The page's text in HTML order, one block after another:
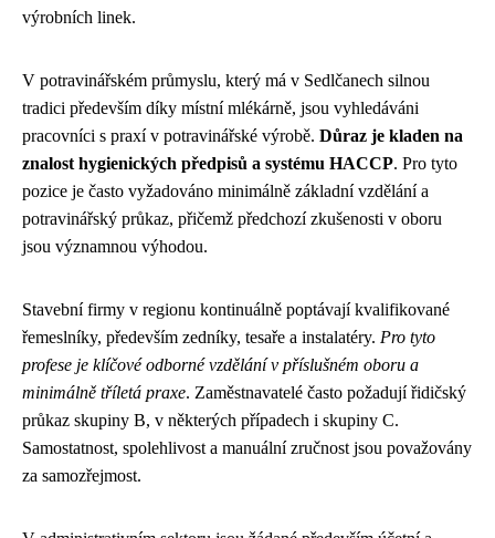
výrobních linek.
V potravinářském průmyslu, který má v Sedlčanech silnou
tradici především díky místní mlékárně, jsou vyhledáváni
pracovníci s praxí v potravinářské výrobě. Důraz je kladen na
znalost hygienických předpisů a systému HACCP. Pro tyto
pozice je často vyžadováno minimálně základní vzdělání a
potravinářský průkaz, přičemž předchozí zkušenosti v oboru
jsou významnou výhodou.
Stavební firmy v regionu kontinuálně poptávají kvalifikované
řemeslníky, především zedníky, tesaře a instalatéry. Pro tyto
profese je klíčové odborné vzdělání v příslušném oboru a
minimálně tříletá praxe. Zaměstnavatelé často požadují řidičský
průkaz skupiny B, v některých případech i skupiny C.
Samostatnost, spolehlivost a manuální zručnost jsou považovány
za samozřejmost.